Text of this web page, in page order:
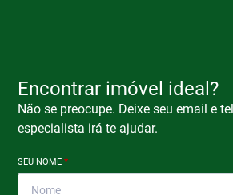
Encontrar imóvel ideal?
Não se preocupe. Deixe seu email e
especialista irá te ajudar.
SEU NOME*